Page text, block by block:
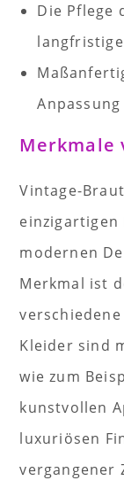
Die Pflege
Merkmale
Vintage-
einzigartigen
modernen
Merkmal ist
Kleider sind
wie zum
kunstvollen
luxuriösen
vergangener